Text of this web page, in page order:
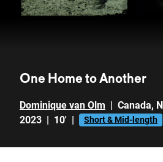
One Home to Another
Dominique van Olm | Canada,
2023 | 10' | Short & Mid-length